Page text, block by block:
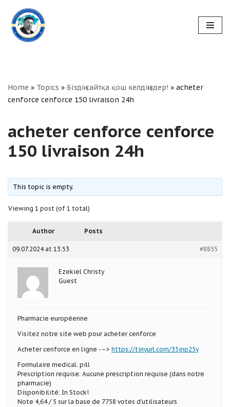
Skip
to
Home » Topics » Біздің сайтқа қош келдіңіздер! » acheter
cenforce cenforce 150 livraison 24h
acheter cenforce cenforce
150 livraison 24h
This topic is empty.
Viewing 1 post (of 1 total)
Author Posts
09.07.2024 at 13:53 #8855
Ezekiel Christy
Guest
Pharmacie européenne
Visitez notre site web pour acheter cenforce
Acheter cenforce en ligne -–> https://tinyurl.com/35jnp25y
Formulaire medical: pill
Prescription requise: Aucune prescription requise (dans notre
pharmacie)
Disponibilité: In Stock!
Note 4,64 / 5 sur la base de 7758 votes d’utilisateurs